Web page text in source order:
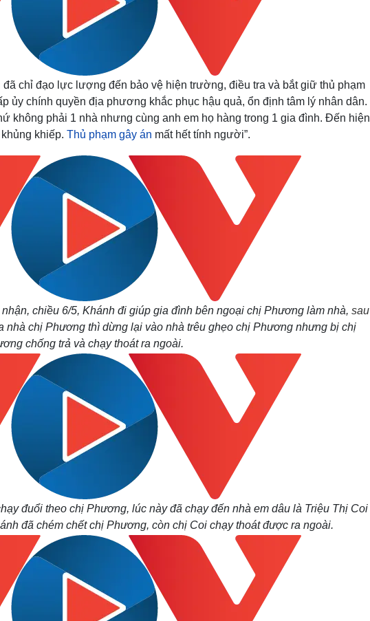
chỉ đạo lực lượng đến bảo vệ hiện trường, điều tra và bắt giữ thủ phạm
ủy chính quyền địa phương khắc phục hậu quả, ổn định tâm lý nhân dân.
không phải 1 nhà nhưng cùng anh em họ hàng trong 1 gia đình. Đến hiện
khiếp. Thủ phạm gây án mất hết tính người”.
chiều 6/5, Khánh đi giúp gia đình bên ngoại chị Phương làm nhà, sau
nhà chị Phương thì dừng lại vào nhà trêu ghẹo chị Phương nhưng bị chị
chống trả và chạy thoát ra ngoài.
đuổi theo chị Phương, lúc này đã chạy đến nhà em dâu là Triệu Thị Coi
đã chém chết chị Phương, còn chị Coi chạy thoát được ra ngoài.